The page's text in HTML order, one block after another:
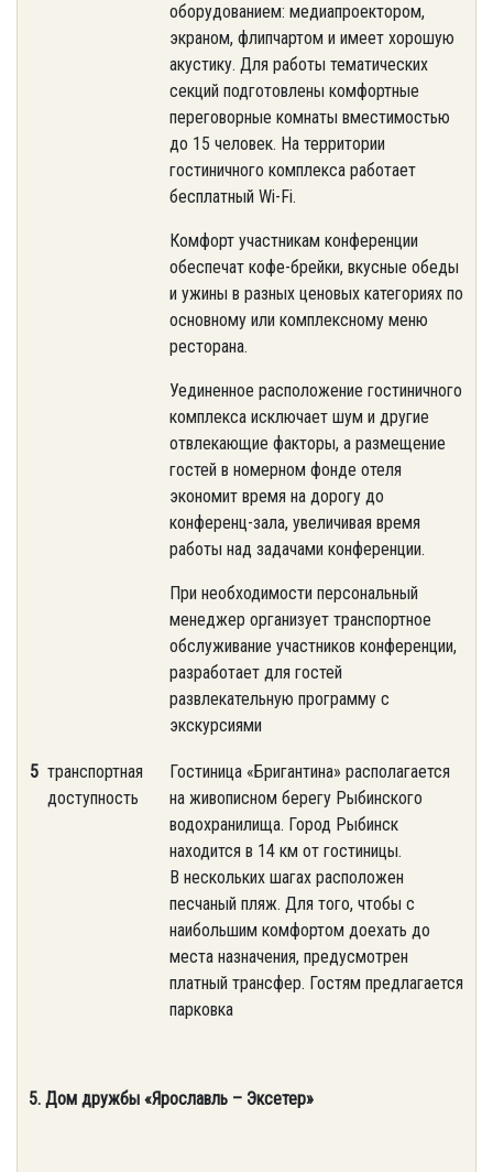
оборудованием: медиапроектором,
экраном, флипчартом и имеет хорошую
акустику. Для работы тематических
секций подготовлены комфортные
переговорные комнаты вместимостью
до 15 человек. На территории
гостиничного комплекса работает
бесплатный Wi-Fi.
Комфорт участникам конференции
обеспечат кофе-брейки, вкусные обеды
и ужины в разных ценовых категориях по
основному или комплексному меню
ресторана.
Уединенное расположение гостиничного
комплекса исключает шум и другие
отвлекающие факторы, а размещение
гостей в номерном фонде отеля
экономит время на дорогу до
конференц-зала, увеличивая время
работы над задачами конференции.
При необходимости персональный
менеджер организует транспортное
обслуживание участников конференции,
разработает для гостей
развлекательную программу с
экскурсиями
5 транспортная
доступность
Гостиница «Бригантина» располагается
на живописном берегу Рыбинского
водохранилища. Город Рыбинск
находится в 14 км от гостиницы.
В нескольких шагах расположен
песчаный пляж. Для того, чтобы с
наибольшим комфортом доехать до
места назначения, предусмотрен
платный трансфер. Гостям предлагается
парковка
5. Дом дружбы «Ярославль – Эксетер»